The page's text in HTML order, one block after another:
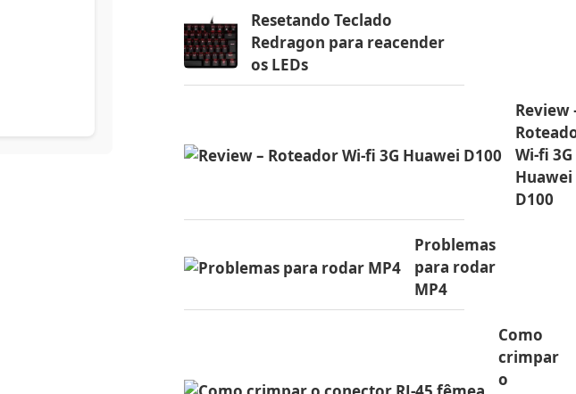
Resetando Teclado
Redragon para reacender
os LEDs
Review
Wi-fi 3G
Huawei
D100
Problemas
para rodar
MP4
Como
crimpar
o